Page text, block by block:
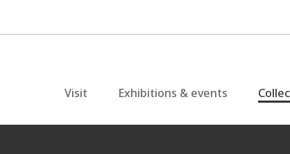
Visit Exhibitions & events